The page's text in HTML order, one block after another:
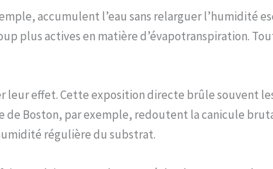
accumulent l’eau sans relarguer l’humidité
plus actives en matière d’évapotranspiration.
leur effet. Cette exposition directe brûle souvent
de Boston, par exemple, redoutent la canicule
régulière du substrat.